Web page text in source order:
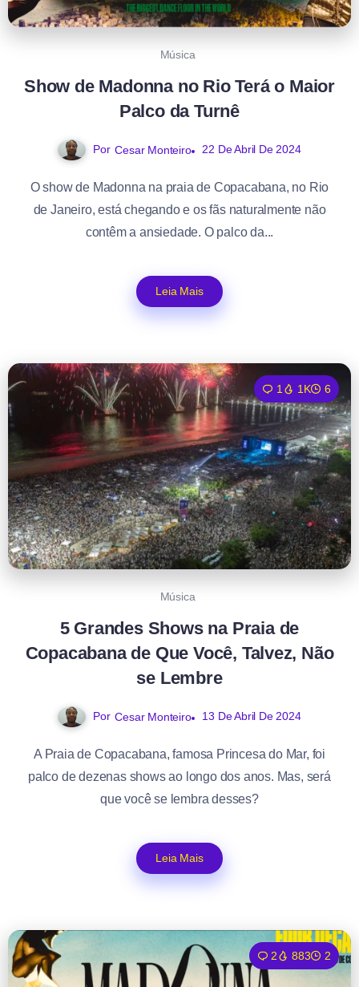
Música
Show de Madonna no Rio Terá o Maior
Palco da Turnê
Por Cesar Monteiro 22 De Abril De 2024
O show de Madonna na praia de Copacabana, no Rio
de Janeiro, está chegando e os fãs naturalmente não
contêm a ansiedade. O palco da...
Leia Mais
1 1K 6
Música
5 Grandes Shows na Praia de
Copacabana de Que Você, Talvez, Não
se Lembre
Por Cesar Monteiro 13 De Abril De 2024
A Praia de Copacabana, famosa Princesa do Mar, foi
palco de dezenas shows ao longo dos anos. Mas, será
que você se lembra desses?
Leia Mais
2 883 2